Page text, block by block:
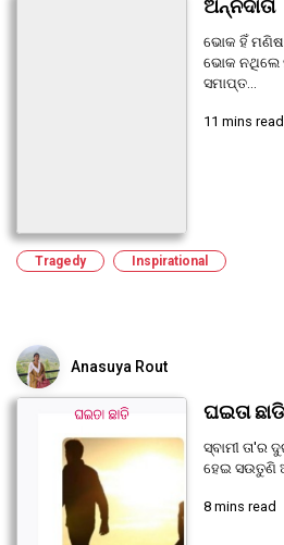
ଅନ୍ନଦାତା
ଭୋକ ହିଁ
ଭୋକ ନଥିଲେ
ସମାପ୍ତ...
11 mins read
Tragedy Inspirational
Anasuya Rout
ଘଇତା ଛାଡି
ସ୍ବାମୀ ତା'ର
ହେଇ ସଉତୁଣି
8 mins read